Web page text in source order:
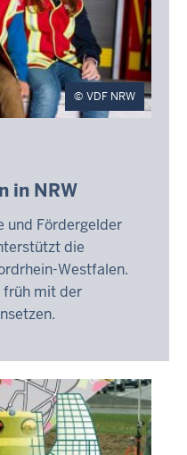
VDF NRW
in NRW
und Fördergelder
die
Westfalen.
früh mit der